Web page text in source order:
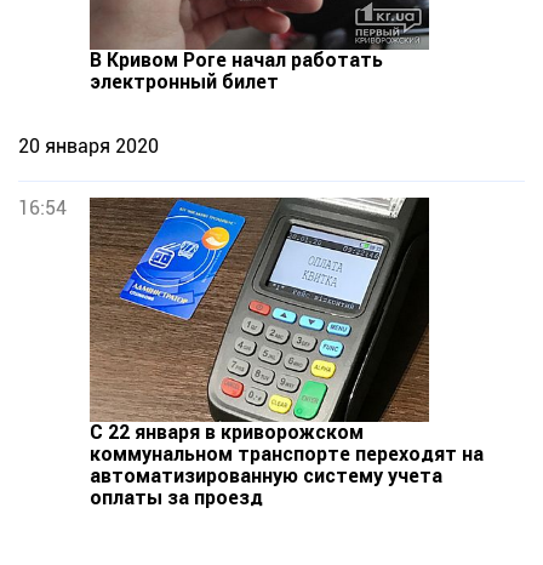
В Кривом Роге начал работать
электронный билет
20 января 2020
16:54
С 22 января в криворожском
коммунальном транспорте переходят на
автоматизированную систему учета
оплаты за проезд